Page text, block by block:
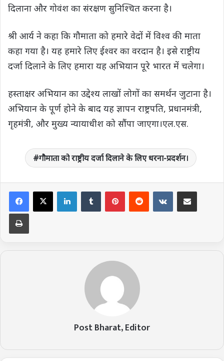
दिलाना और गोवंश का संरक्षण सुनिश्चित करना है।
श्री आर्य ने कहा कि गौमाता को हमारे वेदों में विश्व की माता
कहा गया है। यह हमारे लिए ईश्वर का वरदान है। इसे राष्ट्रीय
दर्जा दिलाने के लिए हमारा यह अभियान पूरे भारत में चलेगा।
हस्ताक्षर अभियान का उद्देश्य लाखों लोगों का समर्थन जुटाना है।
अभियान के पूर्ण होने के बाद यह ज्ञापन राष्ट्रपति, प्रधानमंत्री,
गृहमंत्री, और मुख्य न्यायाधीश को सौंपा जाएगा।एल.एस.
गौमाता को राष्ट्रीय दर्जा दिलाने के लिए धरना-प्रदर्शन।
LinkedInTumblrPinterestRedditVKontakte
Share via Email
Print
Post Bharat, Editor